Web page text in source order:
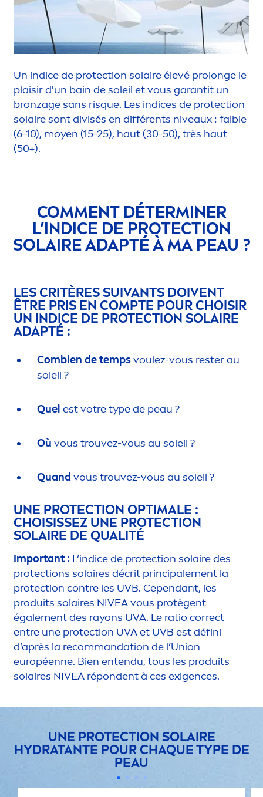
Un indice de protection solaire élevé prolonge le
plaisir d'un bain de soleil et vous garantit un
bronzage sans risque. Les indices de protection
solaire sont divisés en différents niveaux : faible
(6-10), moyen (15-25), haut (30-50), très haut
(50+).
COMMENT DÉTERMINER
L’INDICE DE PROTECTION
SOLAIRE ADAPTÉ À MA PEAU ?
LES CRITÈRES SUIVANTS DOIVENT
ÊTRE PRIS EN COMPTE POUR CHOISIR
UN INDICE DE PROTECTION SOLAIRE
ADAPTÉ :
Combien de tempsvoulez-vous rester au
soleil ?
Quel est votre type de peau ?
Où vous trouvez-vous au soleil ?
Quandvous trouvez-vous au soleil ?
UNE PROTECTION OPTIMALE :
CHOISISSEZ UNE PROTECTION
SOLAIRE DE QUALITÉ
Important : L’indice de protection solaire des
protections solaires décrit principalement la
protection contre les UVB. Cependant, les
produits solaires NIVEAvous protègent
également des rayons UVA. Le ratio correct
entre une protection UVA et UVB est défini
d’après la recommandation de l’Union
européenne. Bien entendu, tous les produits
solaires NIVEA répondent à ces exigences.
UNE PROTECTION SOLAIRE
HYDRATANTE POUR CHAQUE TYPE DE
PEAU